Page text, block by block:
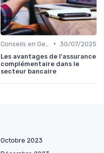
• 30/07/2025
Les avantages de l'assurance
complémentaire dans le
secteur bancaire
Octobre 2023